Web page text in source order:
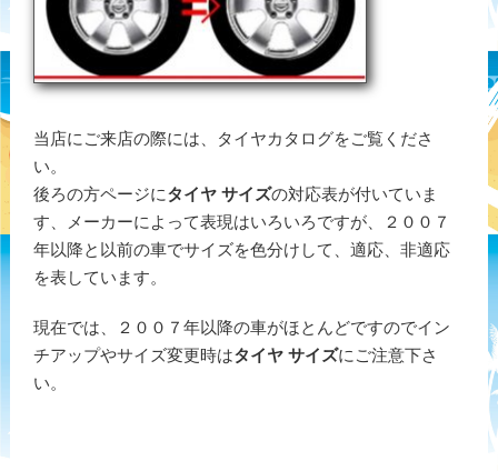
当店にご来店の際には、タイヤカタログをご覧くださ
い。
後ろの方ページにタイヤ サイズの対応表が付いていま
す、メーカーによって表現はいろいろですが、２００７
年以降と以前の車でサイズを色分けして、適応、非適応
を表しています。
現在では、２００７年以降の車がほとんどですのでイン
チアップやサイズ変更時はタイヤ サイズにご注意下さ
い。